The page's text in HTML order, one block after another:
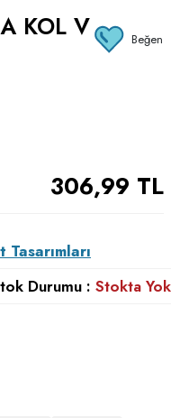
KOL V
Beğen
306,99 TL
Durumu : Stokta Yok